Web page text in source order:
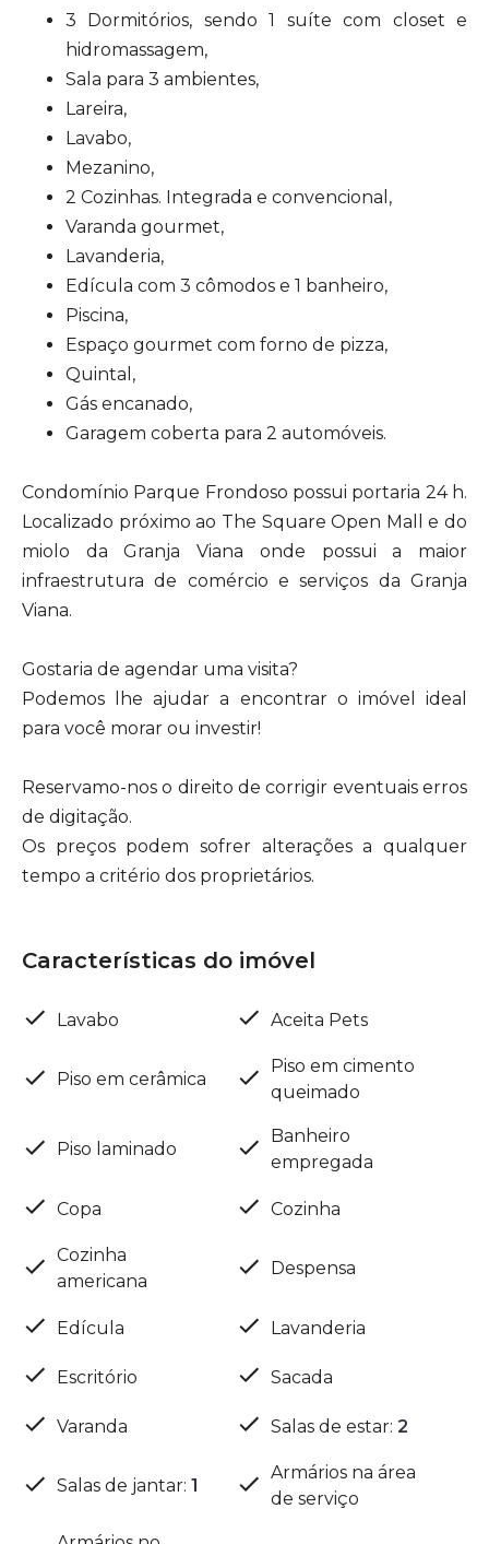
3 Dormitórios, sendo 1 suíte com closet e
hidromassagem,
Sala para 3 ambientes,
Lareira,
Lavabo,
Mezanino,
2 Cozinhas. Integrada e convencional,
Varanda gourmet,
Lavanderia,
Edícula com 3 cômodos e 1 banheiro,
Piscina,
Espaço gourmet com forno de pizza,
Quintal,
Gás encanado,
Garagem coberta para 2 automóveis.
Condomínio Parque Frondoso possui portaria 24 h.
Localizado próximo ao The Square Open Mall e do
miolo da Granja Viana onde possui a maior
infraestrutura de comércio e serviços da Granja
Viana.
Gostaria de agendar uma visita?
Podemos lhe ajudar a encontrar o imóvel ideal
para você morar ou investir!
Reservamo-nos o direito de corrigir eventuais erros
de digitação.
Os preços podem sofrer alterações a qualquer
tempo a critério dos proprietários.
Características do imóvel
Lavabo Aceita Pets
Piso em cerâmica
Piso em cimento
queimado
Piso laminado
Banheiro
empregada
Copa Cozinha
Cozinha
americana
Despensa
Edícula Lavanderia
Escritório Sacada
Varanda Salas de estar: 2
Salas de jantar: 1
Armários na área
de serviço